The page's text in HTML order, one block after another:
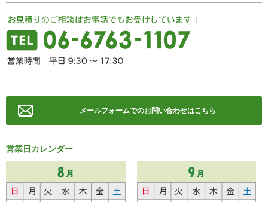
メールフォームでのお問い合わせはこちら
営業日カレンダー